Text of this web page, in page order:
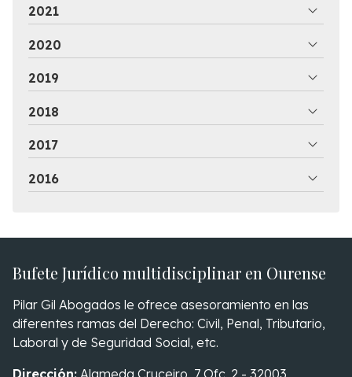
2021
2020
2019
2018
2017
2016
Bufete Jurídico multidisciplinar en Ourense
Pilar Gil Abogados le ofrece asesoramiento en las
diferentes ramas del Derecho: Civil, Penal, Tributario,
Laboral y de Seguridad Social, etc.
Dirección: Alameda Cruceiro, 7 Ofc. 2 - 32003